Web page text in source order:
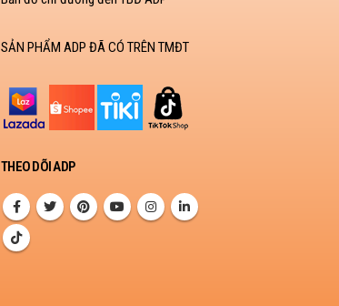
SẢN PHẨM ADP ĐÃ CÓ TRÊN TMĐT
THEO DÕI ADP